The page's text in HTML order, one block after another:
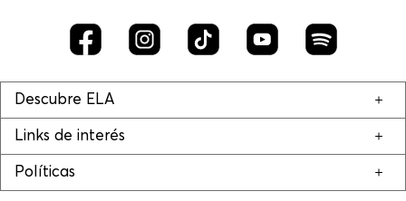
Descubre ELA
Links de interés
Políticas